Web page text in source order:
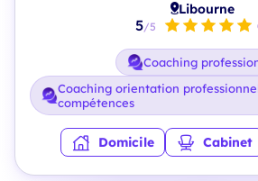
Libourne
5/5
Coaching
Coaching orientation
compétences
Domicile Cabinet